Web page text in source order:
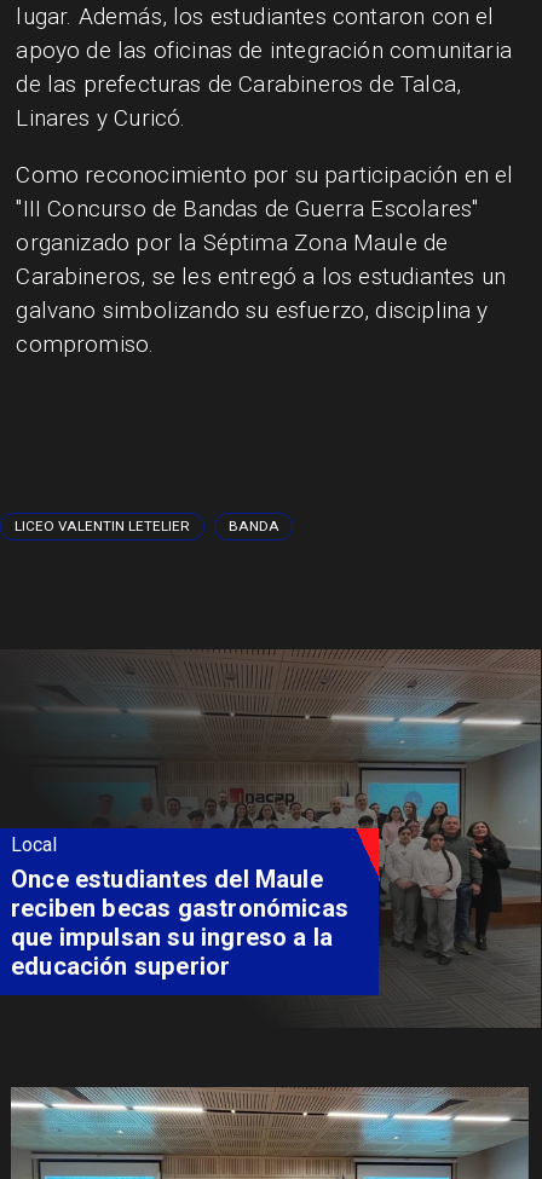
lugar. Además, los estudiantes contaron con el
apoyo de las oficinas de integración comunitaria
de las prefecturas de Carabineros de Talca,
Linares y Curicó.
Como reconocimiento por su participación en el
"III Concurso de Bandas de Guerra Escolares"
organizado por la Séptima Zona Maule de
Carabineros, se les entregó a los estudiantes un
galvano simbolizando su esfuerzo, disciplina y
compromiso.
LICEO VALENTIN LETELIER BANDA
Local
Álvarez-Salamanca lidera la
apuesta regional para
consolidar el Paso Pehuenche
como alternativa a Los
Libertadores